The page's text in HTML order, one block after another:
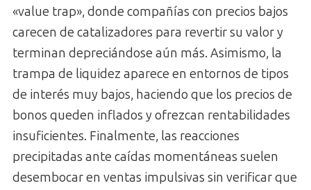
«value trap», donde compañías con precios bajos
carecen de catalizadores para revertir su valor y
terminan depreciándose aún más. Asimismo, la
trampa de liquidez aparece en entornos de tipos
de interés muy bajos, haciendo que los precios de
bonos queden inflados y ofrezcan rentabilidades
insuficientes. Finalmente, las reacciones
precipitadas ante caídas momentáneas suelen
desembocar en ventas impulsivas sin verificar que